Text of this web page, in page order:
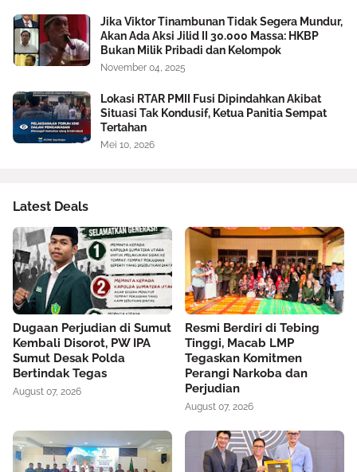
Jika Viktor Tinambunan Tidak Segera Mundur,
Akan Ada Aksi Jilid II 30.000 Massa: HKBP
Bukan Milik Pribadi dan Kelompok
November 04, 2025
Lokasi RTAR PMII Fusi Dipindahkan Akibat
Situasi Tak Kondusif, Ketua Panitia Sempat
Tertahan
Mei 10, 2026
Latest Deals
Dugaan Perjudian di Sumut
Kembali Disorot, PW IPA
Sumut Desak Polda
Bertindak Tegas
August 07, 2026
Resmi Berdiri di Tebing
Tinggi, Macab LMP
Tegaskan Komitmen
Perangi Narkoba dan
Perjudian
August 07, 2026